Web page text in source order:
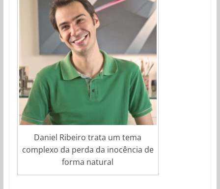
Daniel Ribeiro trata um tema
complexo da perda da inocência de
forma natural